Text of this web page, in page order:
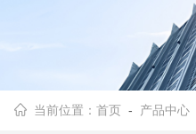
当前位置：首页 - 产品中心